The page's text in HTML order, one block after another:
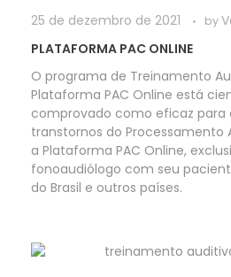
25 de dezembro de 2021 by
PLATAFORMA PAC ONLINE
O programa de Treinamento
Plataforma PAC Online está
comprovado como eficaz
transtornos do Processamento
a Plataforma PAC Online,
fonoaudiólogo com seu
do Brasil e outros países.